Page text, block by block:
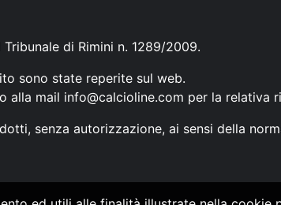
di Rimini n. 1289/2009.
sono state reperite sul web.
alla mail info@calcioline.com per la relativa
senza autorizzazione, ai sensi della